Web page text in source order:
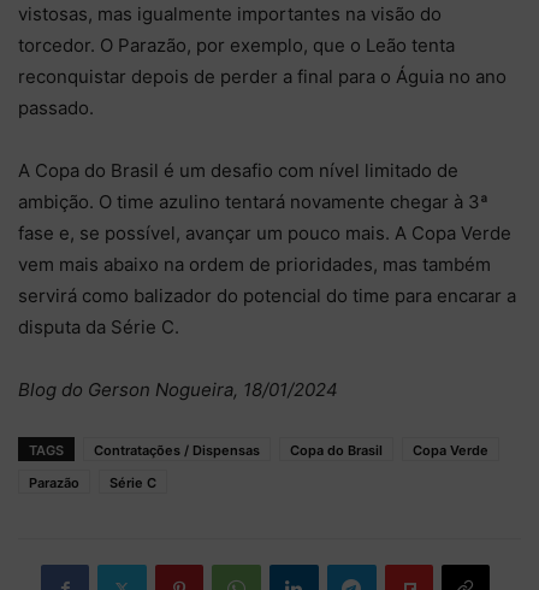
vistosas, mas igualmente importantes na visão do
torcedor. O Parazão, por exemplo, que o Leão tenta
reconquistar depois de perder a final para o Águia no ano
passado.
A Copa do Brasil é um desafio com nível limitado de
ambição. O time azulino tentará novamente chegar à 3ª
fase e, se possível, avançar um pouco mais. A Copa Verde
vem mais abaixo na ordem de prioridades, mas também
servirá como balizador do potencial do time para encarar a
disputa da Série C.
Blog do Gerson Nogueira, 18/01/2024
TAGS Contratações / Dispensas Copa do Brasil
Copa Verde
Parazão
Série C